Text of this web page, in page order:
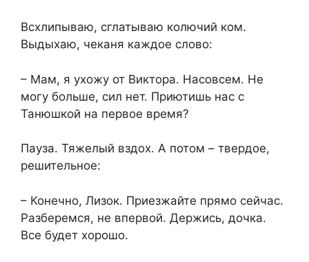
Всхлипываю, сглатываю колючий ком.
Выдыхаю, чеканя каждое слово:
– Мам, я ухожу от Виктора. Насовсем. Не
могу больше, сил нет. Приютишь нас с
Танюшкой на первое время?
Пауза. Тяжелый вздох. А потом – твердое,
решительное:
– Конечно, Лизок. Приезжайте прямо сейчас.
Разберемся, не впервой. Держись, дочка.
Все будет хорошо.